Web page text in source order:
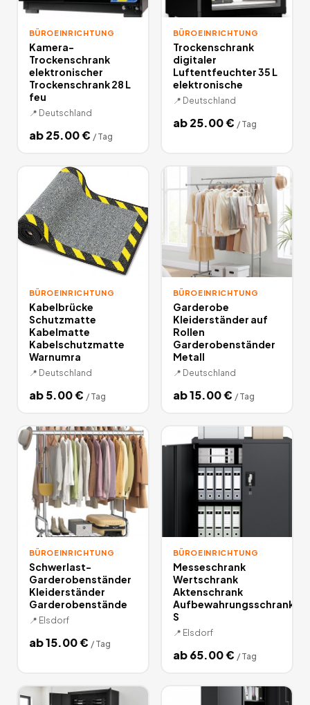
BÜROEINRICHTUNG
Kamera-
Trockenschrank
elektronischer
Trockenschrank 28 L
feu
📍 Deutschland
ab25.00€ / Tag
BÜROEINRICHTUNG
Trockenschrank
digitaler
Luftentfeuchter 35 L
elektronische
📍 Deutschland
ab25.00€ / Tag
BÜROEINRICHTUNG
Kabelbrücke
Schutzmatte
Kabelmatte
Kabelschutzmatte
Warnumra
📍 Deutschland
ab5.00€ / Tag
BÜROEINRICHTUNG
Garderobe
Kleiderständer auf
Rollen
Garderobenständer
Metall
📍 Deutschland
ab15.00€ / Tag
BÜROEINRICHTUNG
Schwerlast-
Garderobenständer
Kleiderständer
Garderobenstände
📍 Elsdorf
ab15.00€ / Tag
BÜROEINRICHTUNG
Messeschrank
Wertschrank
Aktenschrank
Aufbewahrungsschrank
S
📍 Elsdorf
ab65.00€ / Tag